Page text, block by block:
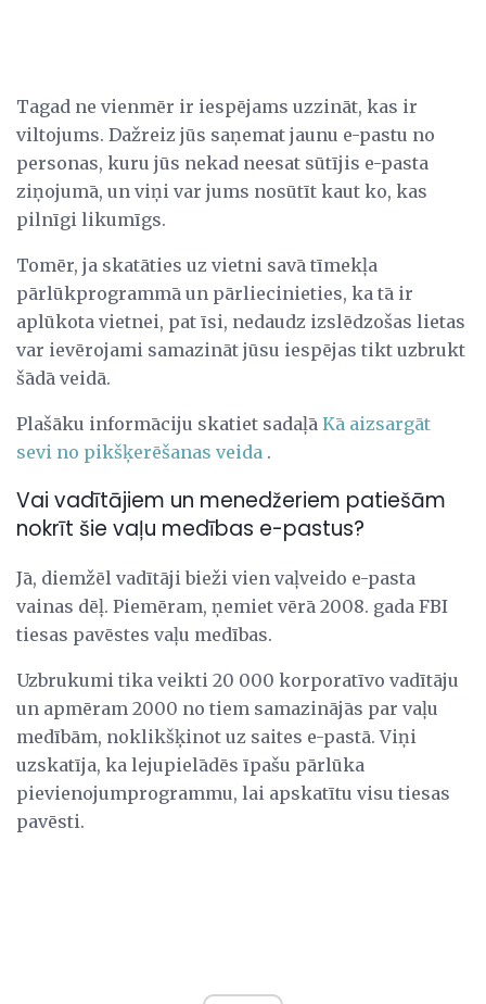
Tagad ne vienmēr ir iespējams uzzināt, kas ir
viltojums. Dažreiz jūs saņemat jaunu e-pastu no
personas, kuru jūs nekad neesat sūtījis e-pasta
ziņojumā, un viņi var jums nosūtīt kaut ko, kas
pilnīgi likumīgs.
Tomēr, ja skatāties uz vietni savā tīmekļa
pārlūkprogrammā un pārliecinieties, ka tā ir
aplūkota vietnei, pat īsi, nedaudz izslēdzošas lietas
var ievērojami samazināt jūsu iespējas tikt uzbrukt
šādā veidā.
Plašāku informāciju skatiet sadaļā Kā aizsargāt
sevi no pikšķerēšanas veida .
Vai vadītājiem un menedžeriem patiešām
nokrīt šie vaļu medības e-pastus?
Jā, diemžēl vadītāji bieži vien vaļveido e-pasta
vainas dēļ. Piemēram, ņemiet vērā 2008. gada FBI
tiesas pavēstes vaļu medības.
Uzbrukumi tika veikti 20 000 korporatīvo vadītāju
un apmēram 2000 no tiem samazinājās par vaļu
medībām, noklikšķinot uz saites e-pastā. Viņi
uzskatīja, ka lejupielādēs īpašu pārlūka
pievienojumprogrammu, lai apskatītu visu tiesas
pavēsti.